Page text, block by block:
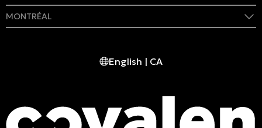
MONTRÉAL
409 rue Marie-Morin
English | CA